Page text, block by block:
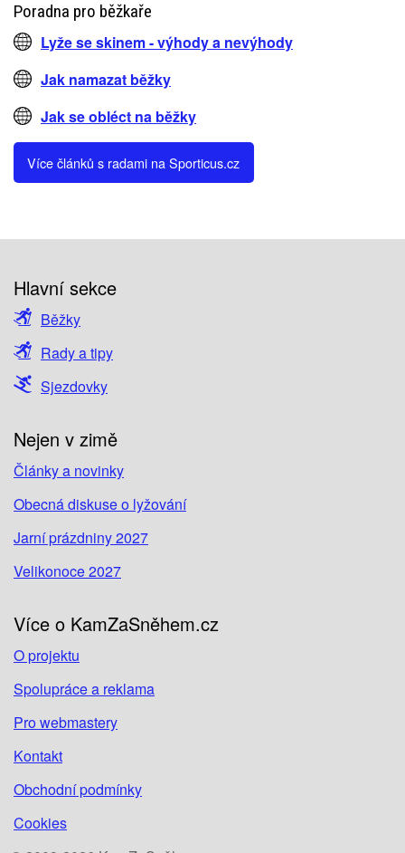
Poradna pro běžkaře
Lyže se skinem - výhody a nevýhody
Jak namazat běžky
Jak se obléct na běžky
Více článků s radami na Sporticus.cz
Hlavní sekce
Běžky
Rady a tipy
Sjezdovky
Nejen v zimě
Články a novinky
Obecná diskuse o lyžování
Jarní prázdniny 2027
Velikonoce 2027
Více o KamZaSněhem.cz
O projektu
Spolupráce a reklama
Pro webmastery
Kontakt
Obchodní podmínky
Cookies